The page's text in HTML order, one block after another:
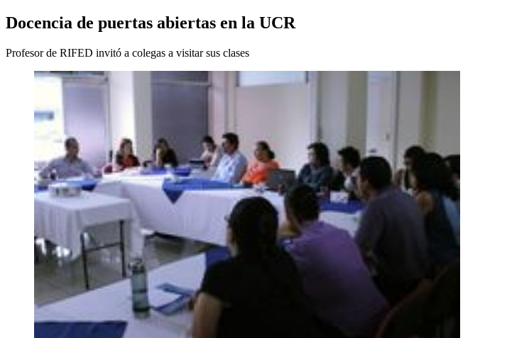
Docencia de puertas abiertas en la UCR
Profesor de RIFED invitó a colegas a visitar sus clases